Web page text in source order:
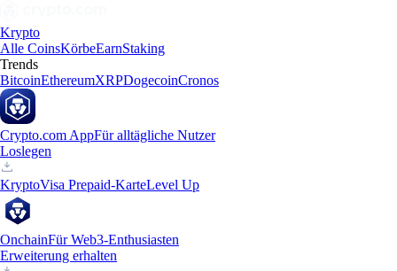
Krypto
Alle CoinsKörbeEarnStaking
Trends
BitcoinEthereumXRPDogecoinCronos
Crypto.com AppFür alltägliche Nutzer
Loslegen
KryptoVisa Prepaid-KarteLevel Up
OnchainFür Web3-Enthusiasten
Erweiterung erhalten